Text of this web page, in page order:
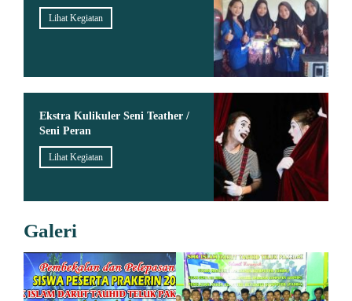
Lihat Kegiatan
Ekstra Kulikuler Seni Teather /
Seni Peran
Lihat Kegiatan
Galeri